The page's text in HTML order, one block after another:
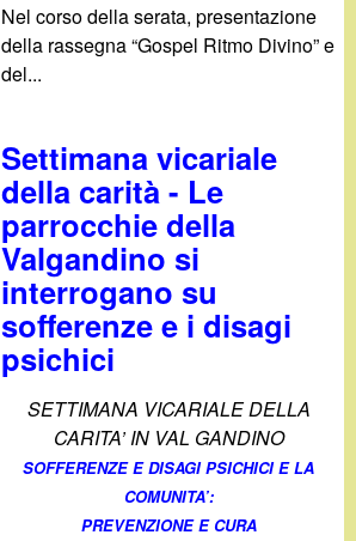
Nel corso della serata, presentazione
della rassegna “Gospel Ritmo Divino” e
del...
Settimana vicariale
della carità - Le
parrocchie della
Valgandino si
interrogano su
sofferenze e i disagi
psichici
SETTIMANA VICARIALE DELLA
CARITA’ IN VAL GANDINO
SOFFERENZE E DISAGI PSICHICI E LA
COMUNITA’:
PREVENZIONE E CURA